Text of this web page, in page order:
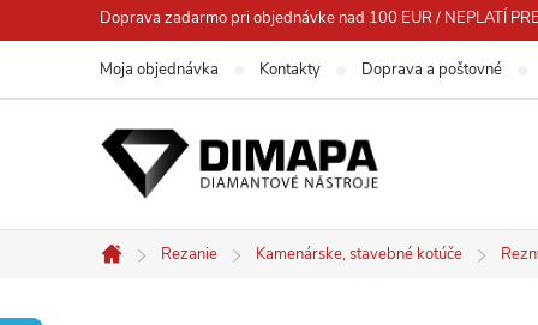
na
Doprava zadarmo pri objednávke nad 100 EUR / NEPLATÍ
Moja objednávka Kontakty Doprava a poštovné
Domov
Rezanie Kamenárske, stavebné kotúče